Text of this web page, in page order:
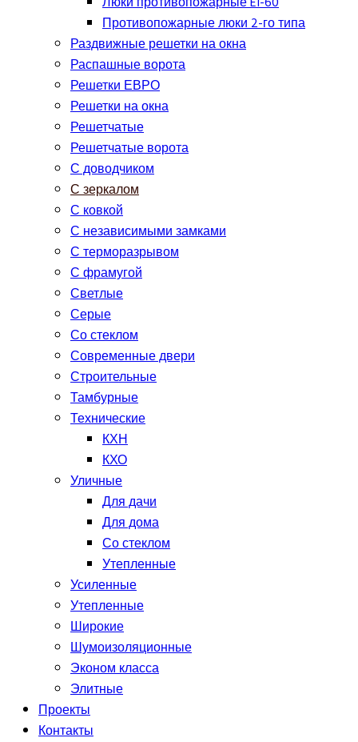
Противопожарные люки 2-го типа
Раздвижные решетки на окна
Распашные ворота
Решетки ЕВРО
Решетки на окна
Решетчатые
Решетчатые ворота
С доводчиком
С зеркалом
С ковкой
С независимыми замками
С терморазрывом
С фрамугой
Светлые
Серые
Со стеклом
Современные двери
Строительные
Тамбурные
Технические
КХН
КХО
Уличные
Для дачи
Для дома
Со стеклом
Утепленные
Усиленные
Утепленные
Широкие
Шумоизоляционные
Эконом класса
Элитные
Проекты
Контакты